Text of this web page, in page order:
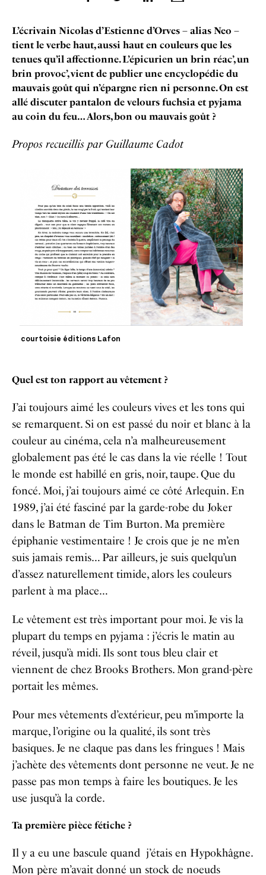
L’écrivain Nicolas d’Estienne d’Orves – alias Neo –
tient le verbe haut, aussi haut en couleurs que les
tenues qu’il affectionne. L’épicurien un brin réac’, un
brin provoc’, vient de publier une encyclopédie du
mauvais goût qui n’épargne rien ni personne. On est
allé discuter pantalon de velours fuchsia et pyjama
au coin du feu… Alors, bon ou mauvais goût ?
Propos recueillis par Guillaume Cadot
courtoisie éditions Lafon
Quel est ton rapport au vêtement ?
J’ai toujours aimé les couleurs vives et les tons qui
se remarquent. Si on est passé du noir et blanc à la
couleur au cinéma, cela n’a malheureusement
globalement pas été le cas dans la vie réelle ! Tout
le monde est habillé en gris, noir, taupe. Que du
foncé.Moi, j’ai toujours aimé ce côté Arlequin. En
1989, j’ai été fasciné par la garde-robe du Joker
dans le Batman de Tim Burton.Ma première
épiphanie vestimentaire ! Je crois que je ne m’en
suis jamais remis… Par ailleurs, je suis quelqu’un
d’assez naturellement timide, alors les couleurs
parlent à ma place…
Le vêtement est très important pour moi. Je vis la
plupart du temps en pyjama : j’écris le matin au
réveil, jusqu’à midi. Ils sont tous bleu clair et
viennent de chez Brooks Brothers. Mon grand-père
portait les mêmes.
Pour mes vêtements d’extérieur, peu m’importe la
marque, l’origine ou la qualité, ils sont très
basiques. Je ne claque pas dans les fringues ! Mais
j’achète des vêtements dont personne ne veut. Je ne
passe pas mon temps à faire les boutiques. Je les
use jusqu’à la corde.
Ta première pièce fétiche ?
Il y a eu une bascule quand j’étais en Hypokhâgne.
Mon père m’avait donné un stock de noeuds